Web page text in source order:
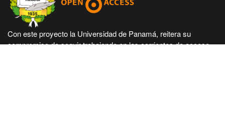
Con este proyecto la Universidad de Panamá, reitera su
compromiso de seguir trabajando en las corrientes de acceso